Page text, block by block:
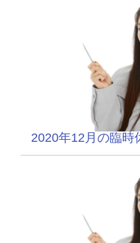
2020年12月の臨時